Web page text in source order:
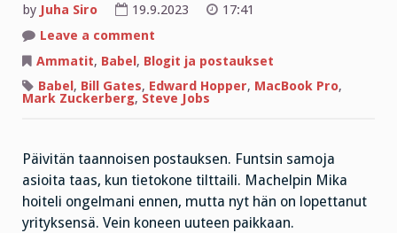
by Juha Siro 19.9.2023
17:41
Leave a comment
profeetat:
Steve
Jobs,
Bill
Gates
Ammatit, Babel, Blogit ja postaukset
Babel , Bill Gates, Edward Hopper, MacBook Pro,
Mark Zuckerberg, Steve Jobs
Päivitän taannoisen postauksen. Funtsin samoja
asioita taas, kun tietokone tilttaili. Machelpin Mika
hoiteli ongelmani ennen, mutta nyt hän on lopettanut
yrityksensä. Vein koneen uuteen paikkaan.